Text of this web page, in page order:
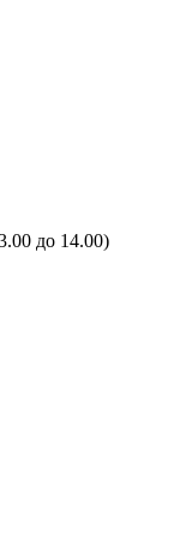
до 14.00)